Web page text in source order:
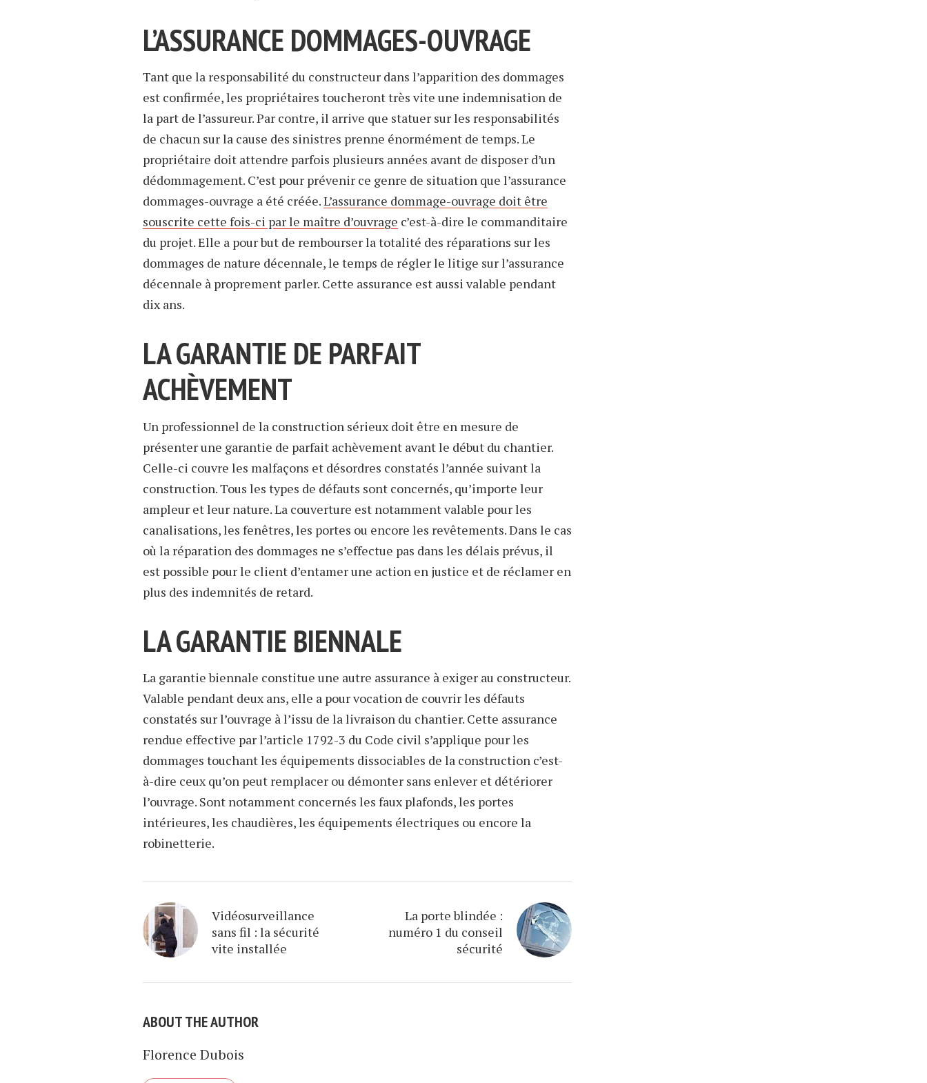
L’ASSURANCE DOMMAGES-OUVRAGE
Tant que la responsabilité du constructeur dans l’apparition des dommages
est confirmée, les propriétaires toucheront très vite une indemnisation de
la part de l’assureur. Par contre, il arrive que statuer sur les responsabilités
de chacun sur la cause des sinistres prenne énormément de temps. Le
propriétaire doit attendre parfois plusieurs années avant de disposer d’un
dédommagement. C’est pour prévenir ce genre de situation que l’assurance
dommages-ouvrage a été créée.L’assurance dommage-ouvrage doit être
souscrite cette fois-ci par le maître d’ouvrage c’est-à-dire le commanditaire
du projet. Elle a pour but de rembourser la totalité des réparations sur les
dommages de nature décennale, le temps de régler le litige sur l’assurance
décennale à proprement parler. Cette assurance est aussi valable pendant
dix ans.
LA GARANTIE DE PARFAIT
ACHÈVEMENT
Un professionnel de la construction sérieux doit être en mesure de
présenter une garantie de parfait achèvement avant le début du chantier.
Celle-ci couvre les malfaçons et désordres constatés l’année suivant la
construction. Tous les types de défauts sont concernés, qu’importe leur
ampleur et leur nature. La couverture est notamment valable pour les
canalisations, les fenêtres, les portes ou encore les revêtements. Dans le cas
où la réparation des dommages ne s’effectue pas dans les délais prévus, il
est possible pour le client d’entamer une action en justice et de réclamer en
plus des indemnités de retard.
LA GARANTIE BIENNALE
La garantie biennale constitue une autre assurance à exiger au constructeur.
Valable pendant deux ans, elle a pour vocation de couvrir les défauts
constatés sur l’ouvrage à l’issu de la livraison du chantier. Cette assurance
rendue effective par l’article 1792-3 du Code civil s’applique pour les
dommages touchant les équipements dissociables de la construction c’est-
à-dire ceux qu’on peut remplacer ou démonter sans enlever et détériorer
l’ouvrage. Sont notamment concernés les faux plafonds, les portes
intérieures, les chaudières, les équipements électriques ou encore la
robinetterie.
Vidéosurveillance
sans fil : la sécurité
vite installée
La porte blindée :
numéro 1 du conseil
sécurité
ABOUT THE AUTHOR
Florence Dubois